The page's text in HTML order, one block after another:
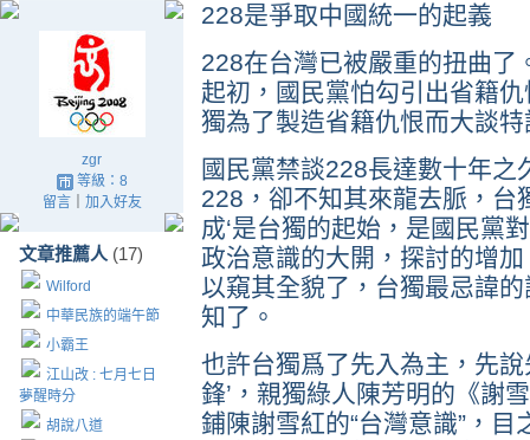
zgr
等級：8
留言｜ 加入好友
文章推薦人 (17)
Wilford
中華民族的端午節
小霸王
江山改 : 七月七日
夢醒時分
胡說八道
228是爭取中國統一的起義
228在台灣已被嚴重的扭曲了
起初，國民黨怕勾引出省籍
獨為了製造省籍仇恨而大談
國民黨禁談228長達數十年
228，卻不知其來龍去脈，台
成‘是台獨的起始，是國民黨
政治意識的大開，探討的增
以窺其全貌了，台獨最忌諱
知了。
也許台獨爲了先入為主，先
鋒’，親獨綠人陳芳明的《謝
鋪陳謝雪紅的“台灣意識”，目